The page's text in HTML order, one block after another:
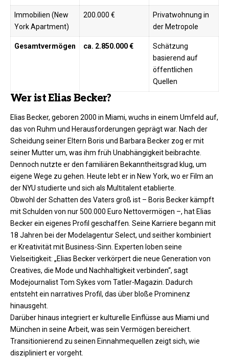
Immobilien (New
York Apartment)
200.000 €
Privatwohnung in
der Metropole ​
Gesamtvermögen ca. 2.850.000 €
Schätzung
basierend auf
öffentlichen
Quellen ​
Wer ist Elias Becker?
Elias Becker, geboren 2000 in Miami, wuchs in einem Umfeld auf,
das von Ruhm und Herausforderungen geprägt war. Nach der
Scheidung seiner Eltern Boris und Barbara Becker zog er mit
seiner Mutter um, was ihm früh Unabhängigkeit beibrachte.
Dennoch nutzte er den familiären Bekanntheitsgrad klug, um
eigene Wege zu gehen. Heute lebt er in New York, wo er Film an
der NYU studierte und sich als Multitalent etablierte.
Obwohl der Schatten des Vaters groß ist – Boris Becker kämpft
mit Schulden von nur 500.000 Euro Nettovermögen –, hat Elias
Becker ein eigenes Profil geschaffen. Seine Karriere begann mit
18 Jahren bei der Modelagentur Select, und seither kombiniert
er Kreativität mit Business-Sinn. Experten loben seine
Vielseitigkeit: „Elias Becker verkörpert die neue Generation von
Creatives, die Mode und Nachhaltigkeit verbinden“, sagt
Modejournalist Tom Sykes vom Tatler-Magazin. Dadurch
entsteht ein narratives Profil, das über bloße Prominenz
hinausgeht.​
Darüber hinaus integriert er kulturelle Einflüsse aus Miami und
München in seine Arbeit, was sein Vermögen bereichert.
Transitionierend zu seinen Einnahmequellen zeigt sich, wie
diszipliniert er vorgeht.